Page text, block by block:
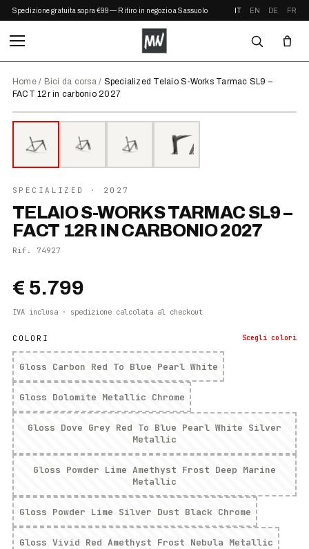
Spedizione gratuita sopra €99 — Ritiro in negozio a Sassuolo IT EN DE FR
Home/ Bici da corsa/ Specialized Telaio S-Works Tarmac SL9 –
FACT 12r in carbonio 2027
SPECIALIZED · 2027
TELAIO S-WORKS TARMAC SL9 –
FACT 12R IN CARBONIO 2027
Rif. 74927
€ 5.799
IVA inclusa · spedizione calcolata al checkout
COLORI Scegli colori
Gloss Carbon Red To Blue Pearl White
Gloss Dolomite Metallic Chrome
Gloss Dove Grey Red To Blue Pearl White Silver
Metallic
Gloss Powder Lime Amethyst Frost Deep Marine
Metallic
Gloss Powder Lime Silver Dust Black Chrome
Gloss Vivid Red Amethyst Frost Nebula Metallic